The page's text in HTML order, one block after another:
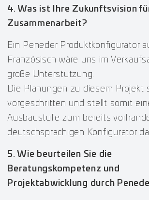
4. Was ist Ihre Zukunftsvision
Zusammenarbeit?
Ein Peneder Produktkonfigurator
Französisch wäre uns im
große Unterstützung.
Die Planungen zu diesem Projekt
vorgeschritten und stellt somit
Ausbaustufe zum bereits
deutschsprachigen Konfigurator
5. Wie beurteilen Sie die
Beratungskompetenz und
Projektabwicklung durch